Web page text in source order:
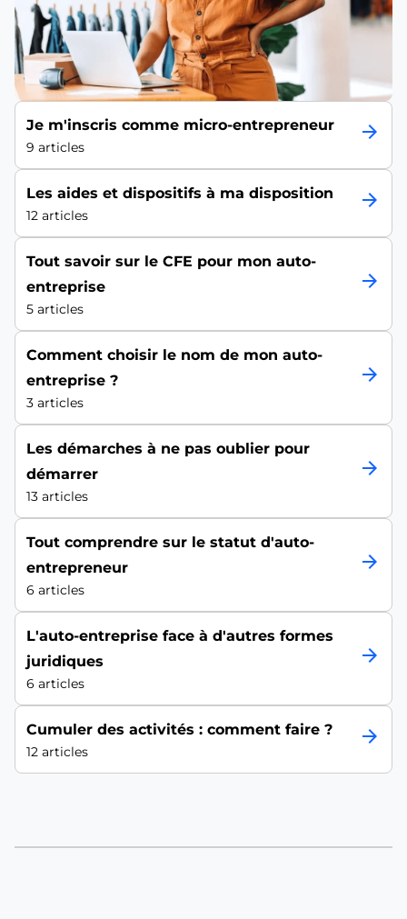
Je m'inscris comme micro-entrepreneur
9 articles
arrow_forward
Les aides et dispositifs à ma disposition
12 articles
arrow_forward
Tout savoir sur le CFE pour mon auto-
entreprise
5 articles
arrow_forward
Comment choisir le nom de mon auto-
entreprise ?
3 articles
arrow_forward
Les démarches à ne pas oublier pour
démarrer
13 articles
arrow_forward
Tout comprendre sur le statut d'auto-
entrepreneur
6 articles
arrow_forward
L'auto-entreprise face à d'autres formes
juridiques
6 articles
arrow_forward
Cumuler des activités : comment faire ?
12 articles
arrow_forward